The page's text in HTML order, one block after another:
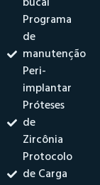
Programa
de
manutenção
Peri-
implantar
Próteses
de
Zircônia
Protocolo
de Carga